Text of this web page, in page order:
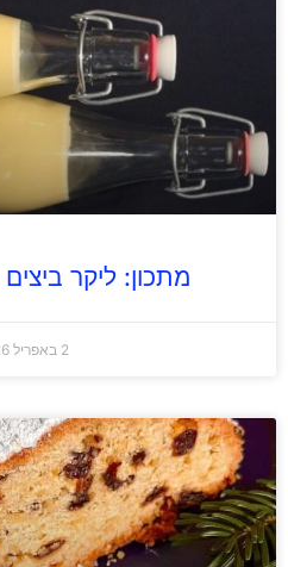
מתכון: ליקר ביצים Eier Cognac
2 באפריל 2026